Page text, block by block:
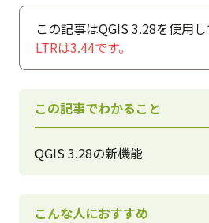
この記事はQGIS 3.28を使用し
LTRは3.44です。
この記事でわかること
QGIS 3.28の新機能
こんな人におすすめ